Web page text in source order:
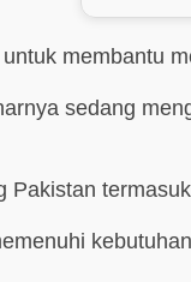
membantu
sedang
Pakistan